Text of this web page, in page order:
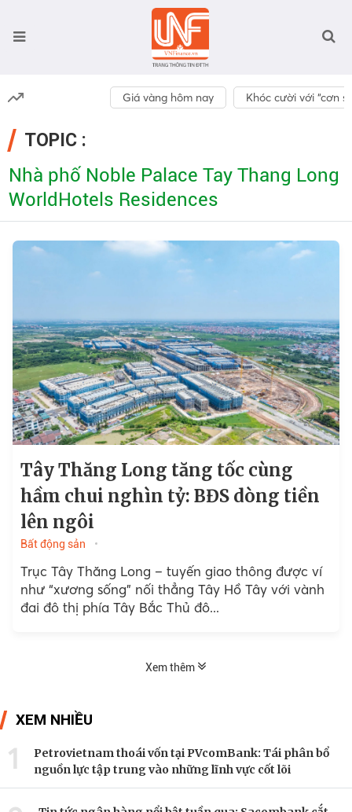
Giá vàng hôm nay Khóc cười với “cơn
TOPIC :
Nhà phố Noble Palace Tay Thang Long
WorldHotels Residences
Tây Thăng Long tăng tốc cùng
hầm chui nghìn tỷ: BĐS dòng tiền
lên ngôi
Bất động sản
Trục Tây Thăng Long – tuyến giao thông được ví
như “xương sống” nối thẳng Tây Hồ Tây với vành
đai đô thị phía Tây Bắc Thủ đô...
Xem thêm
XEM NHIỀU
1
Petrovietnam thoái vốn tại PVcomBank: Tái phân bổ
nguồn lực tập trung vào những lĩnh vực cốt lõi